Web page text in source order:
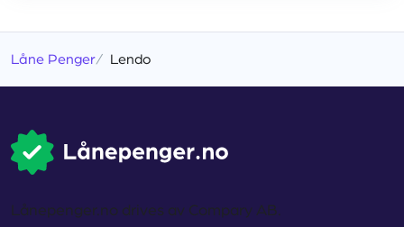
Låne Penger Lendo
Lånepenger.no drives av Compary AB.